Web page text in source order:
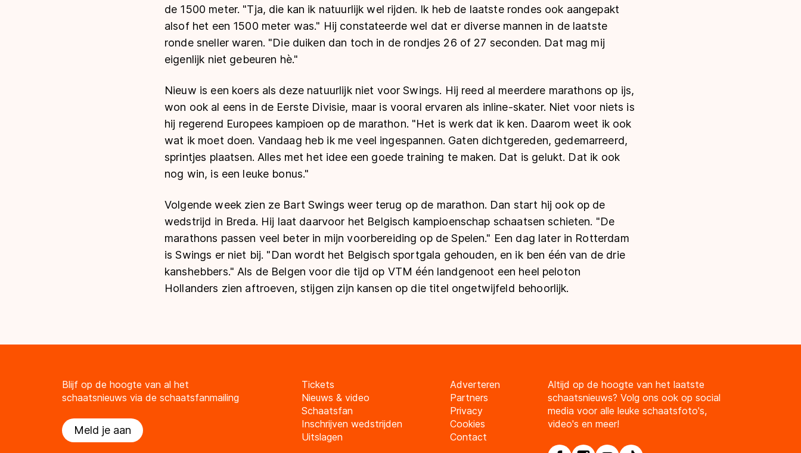
de 1500 meter. "Tja, die kan ik natuurlijk wel rijden. Ik heb de laatste rondes ook aangepakt
alsof het een 1500 meter was." Hij constateerde wel dat er diverse mannen in de laatste
ronde sneller waren. "Die duiken dan toch in de rondjes 26 of 27 seconden. Dat mag mij
eigenlijk niet gebeuren hè."
Nieuw is een koers als deze natuurlijk niet voor Swings. Hij reed al meerdere marathons op ijs,
won ook al eens in de Eerste Divisie, maar is vooral ervaren als inline-skater. Niet voor niets is
hij regerend Europees kampioen op de marathon. "Het is werk dat ik ken. Daarom weet ik ook
wat ik moet doen. Vandaag heb ik me veel ingespannen. Gaten dichtgereden, gedemarreerd,
sprintjes plaatsen. Alles met het idee een goede training te maken. Dat is gelukt. Dat ik ook
nog win, is een leuke bonus."
Volgende week zien ze Bart Swings weer terug op de marathon. Dan start hij ook op de
wedstrijd in Breda. Hij laat daarvoor het Belgisch kampioenschap schaatsen schieten. "De
marathons passen veel beter in mijn voorbereiding op de Spelen." Een dag later in Rotterdam
is Swings er niet bij. "Dan wordt het Belgisch sportgala gehouden, en ik ben één van de drie
kanshebbers." Als de Belgen voor die tijd op VTM één landgenoot een heel peloton
Hollanders zien aftroeven, stijgen zijn kansen op die titel ongetwijfeld behoorlijk.
Blijf op de hoogte van al het
schaatsnieuws via de schaatsfanmailing
Meld je aan
Tickets
Nieuws & video
Schaatsfan
Inschrijven wedstrijden
Uitslagen
Adverteren
Partners
Privacy
Cookies
Contact
Altijd op de hoogte van het laatste
schaatsnieuws? Volg ons ook op social
media voor alle leuke schaatsfoto's,
video's en meer!